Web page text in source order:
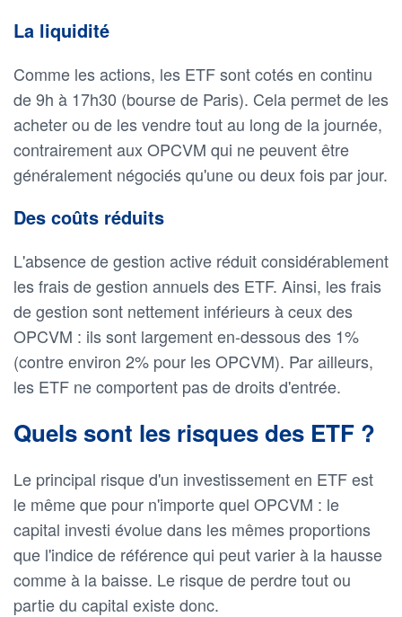
La liquidité
Comme les actions, les ETF sont cotés en continu
de 9h à 17h30 (bourse de Paris). Cela permet de les
acheter ou de les vendre tout au long de la journée,
contrairement aux OPCVM qui ne peuvent être
généralement négociés qu'une ou deux fois par jour.
Des coûts réduits
L'absence de gestion active réduit considérablement
les frais de gestion annuels des ETF. Ainsi, les frais
de gestion sont nettement inférieurs à ceux des
OPCVM : ils sont largement en-dessous des 1%
(contre environ 2% pour les OPCVM). Par ailleurs,
les ETF ne comportent pas de droits d'entrée.
Quels sont les risques des ETF ?
Le principal risque d'un investissement en ETF est
le même que pour n'importe quel OPCVM : le
capital investi évolue dans les mêmes proportions
que l'indice de référence qui peut varier à la hausse
comme à la baisse. Le risque de perdre tout ou
partie du capital existe donc.